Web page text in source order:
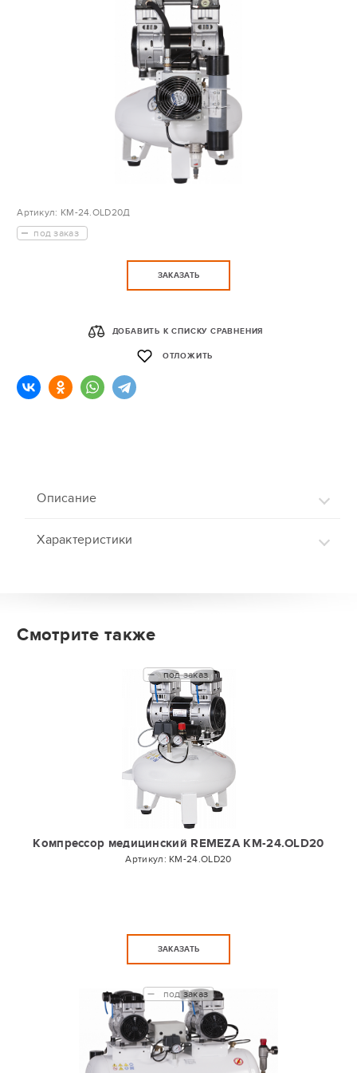
Артикул: КМ-24.OLD20Д
под заказ
ЗАКАЗАТЬ
ДОБАВИТЬ К СПИСКУ СРАВНЕНИЯ
ОТЛОЖИТЬ
Описание
Характеристики
Смотрите также
Компрессор медицинский REMEZA КМ-24.OLD20
Артикул: КМ-24.OLD20
под заказ
ЗАКАЗАТЬ
под заказ